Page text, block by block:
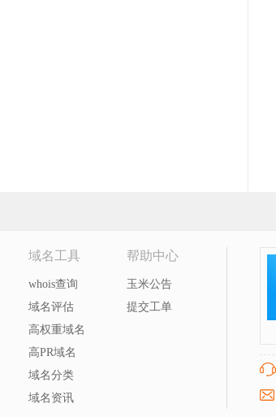
域名工具
whois查询
域名评估
高权重域名
高PR域名
域名分类
域名资讯
帮助中心
玉米公告
提交工单